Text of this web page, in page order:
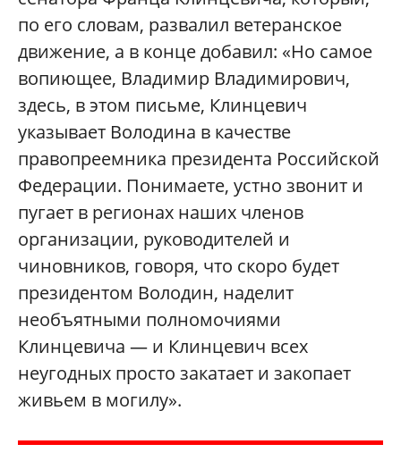
по его словам, развалил ветеранское
движение, а в конце добавил: «Но самое
вопиющее, Владимир Владимирович,
здесь, в этом письме, Клинцевич
указывает Володина в качестве
правопреемника президента Российской
Федерации. Понимаете, устно звонит и
пугает в регионах наших членов
организации, руководителей и
чиновников, говоря, что скоро будет
президентом Володин, наделит
необъятными полномочиями
Клинцевича — и Клинцевич всех
неугодных просто закатает и закопает
живьем в могилу».